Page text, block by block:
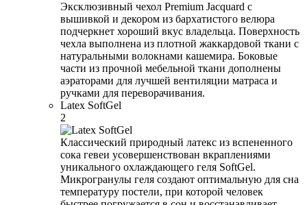
Эксклюзивный чехол Premium Jacquard с
вышивкой и декором из бархатистого велюра
подчеркнет хороший вкус владельца. Поверхность
чехла выполнена из плотной жаккардовой ткани с
натуральными волокнами кашемира. Боковые
части из прочной мебельной ткани дополнены
аэраторами для лучшей вентиляции матраса и
ручками для переворачивания.
Latex SoftGel
2
Классический природный латекс из вспененного
сока гевеи усовершенствован вкраплениями
уникального охлаждающего геля SoftGel.
Микрогранулы геля создают оптимальную для сна
температуру постели, при которой человек